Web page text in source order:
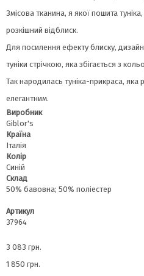
Змісова тканина, я якої пошита
розкішний відблиск.
Для посилення ефекту блиску,
туніки стрічкою, яка збігається з
Так народилась туніка-прикраса, яка
елегантним.
Виробник
Giblor's
Країна
Італія
Колір
Синій
Склад
50% бавовна; 50% поліестер
Артикул
37964
3 083 грн.
1 850 грн.